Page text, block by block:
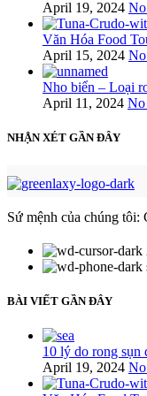
April 19, 2024
Văn Hóa Food
April 15, 2024
Nho biển – Loại
April 11, 2024 No
NHẬN XÉT GẦN ĐÂY
Sứ mệnh của chúng tôi:
BÀI VIẾT GẦN ĐÂY
10 lý do rong sụn
April 19, 2024